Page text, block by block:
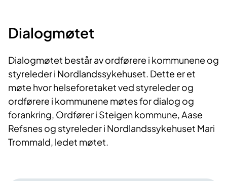
Dialogmøtet
Dialogmøtet består av ordførere i kommunene og
styreleder i Nordlandssykehuset. Dette er et
møte hvor helseforetaket ved styreleder og
ordførere i kommunene møtes for dialog og
forankring, Ordfører i Steigen kommune, Aase
Refsnes og styreleder i Nordlandssykehuset Mari
Trommald, ledet møtet.